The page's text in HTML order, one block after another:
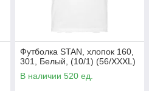
Футболка STAN, хлопок 160,
301, Белый, (10/1) (56/XXXL)
В наличии 520 ед.